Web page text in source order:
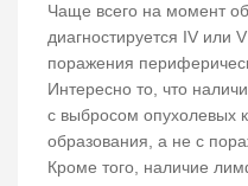
Чаще всего на момент
диагностируется IV или
поражения
Интересно то, что
с выбросом опухолевых
образования, а не с
Кроме того, наличие